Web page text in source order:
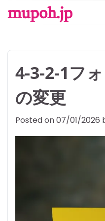
tomupoh.jp
4-3-2-1フ
の変更
Posted on07/01/2026